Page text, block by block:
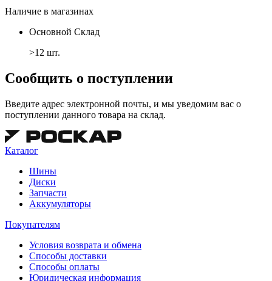
Наличие в магазинах
Основной Склад
>12 шт.
Сообщить о поступлении
Введите адрес электронной почты, и мы уведомим вас о
поступлении данного товара на склад.
Каталог
Шины
Диски
Запчасти
Аккумуляторы
Покупателям
Условия возврата и обмена
Способы доставки
Способы оплаты
Юридическая информация